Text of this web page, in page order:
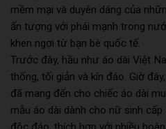
mềm mại và duyên dáng của
ấn tượng với phái mạnh trong
khen ngợi từ bạn bè quốc tế.
Trước đây, hầu như áo dài Việt
thống, tối giản và kín đáo. Giờ
đã mang đến cho chiếc áo dài
mẫu áo dài dành cho nữ sinh